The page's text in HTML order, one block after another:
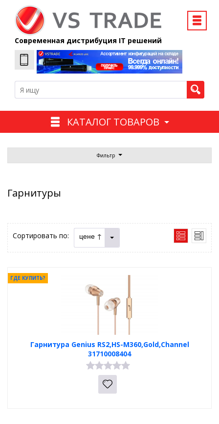
Современная дистрибуция IT решений
КАТАЛОГ ТОВАРОВ
Фильтр
Гарнитуры
Сортировать по: цене ↑
Гарнитура Genius RS2,HS-M360,Gold,Channel
31710008404
ГДЕ КУПИТЬ?